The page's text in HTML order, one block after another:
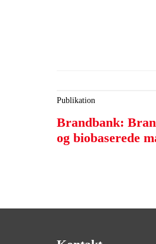
Publikation
Brandbank:
og biobaserede